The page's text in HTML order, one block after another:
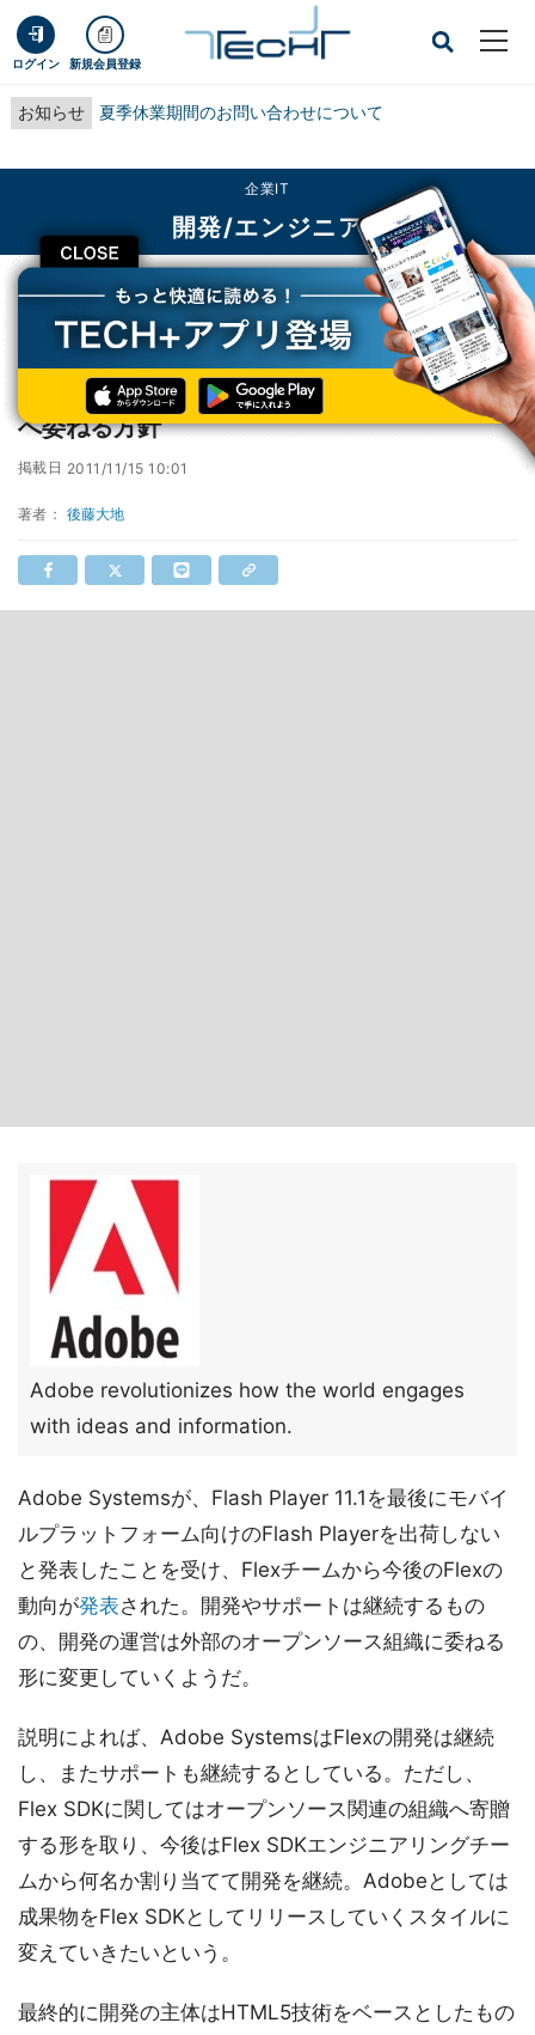
ログイン 新規会員登録
お知らせ 夏季休業期間のお問い合わせについて
CLOSE
企業IT
開発/エンジニア
TECH+ 企業IT
開発/エンジニア
Adobe、Flex SDK開発はオープンソース組織へ委ねる方針
Adobe、Flex SDK開発はオープンソース組織
へ委ねる方針
掲載日 2011/11/15 10:01
著者： 後藤大地
Adobe revolutionizes how the world engages
with ideas and information.
Adobe Systemsが、Flash Player 11.1を最後にモバイ
ルプラットフォーム向けのFlash Playerを出荷しない
と発表したことを受け、Flexチームから今後のFlexの
動向が発表された。開発やサポートは継続するもの
の、開発の運営は外部のオープンソース組織に委ねる
形に変更していくようだ。
説明によれば、Adobe SystemsはFlexの開発は継続
し、またサポートも継続するとしている。ただし、
Flex SDKに関してはオープンソース関連の組織へ寄贈
する形を取り、今後はFlex SDKエンジニアリングチー
ムから何名か割り当てて開発を継続。Adobeとしては
成果物をFlex SDKとしてリリースしていくスタイルに
変えていきたいという。
最終的に開発の主体はHTML5技術をベースとしたもの